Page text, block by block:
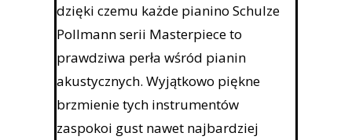
dzięki czemu każde pianino Schulze
Pollmann serii Masterpiece to
prawdziwa perła wśród pianin
akustycznych. Wyjątkowo piękne
brzmienie tych instrumentów
zaspokoi gust nawet najbardziej